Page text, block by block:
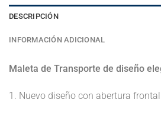
DESCRIPCIÓN
INFORMACIÓN ADICIONAL
Maleta de Transporte de diseño
1. Nuevo diseño con abertura